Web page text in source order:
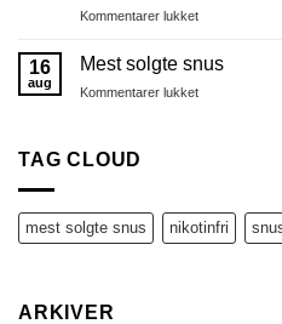
Kommentarer lukkettil
sunde
vores
nikotinfrie
16
aug
Mest solgte snus
Kommentarer lukkettil
TAG CLOUD
mest solgte snus nikotinfri
ARKIVER